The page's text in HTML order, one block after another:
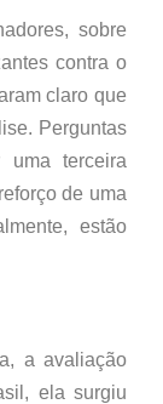
sobre
contra o
claro que
Perguntas
uma terceira
de uma
estão
a avaliação
ela surgiu